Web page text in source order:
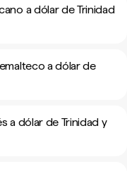
a dólar de Trinidad
a dólar de
a dólar de Trinidad y